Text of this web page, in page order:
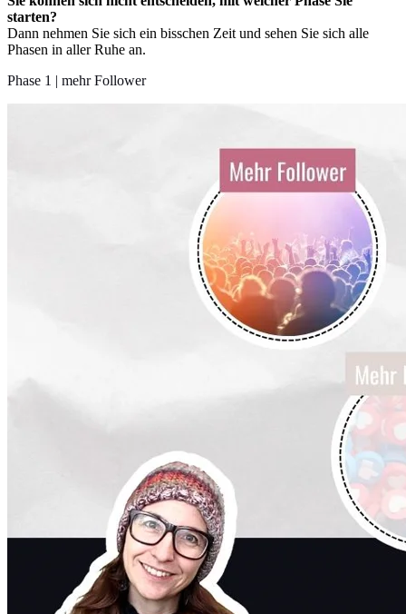
starten?
Dann nehmen Sie sich ein bisschen Zeit und sehen Sie sich alle
Phasen in aller Ruhe an.
Phase 1 | mehr Follower